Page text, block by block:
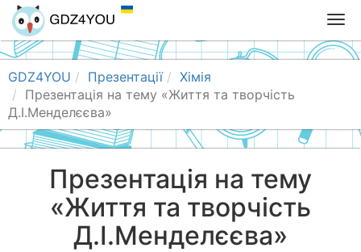
T
o
g
n
a
GDZ4YOU Презентації
Хімія
Презентація на тему «Життя та творчість
Д.І.Менделєєва»
Презентація на тему
«Життя та творчість
Д.І.Менделєєва»